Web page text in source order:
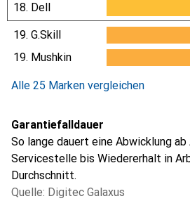
18. Dell
19. G.Skill
19. Mushkin
Alle 25 Marken vergleichen
Garantiefalldauer
So lange dauert eine Abwicklung
Servicestelle bis Wiedererhalt in
Durchschnitt.
Quelle: Digitec Galaxus